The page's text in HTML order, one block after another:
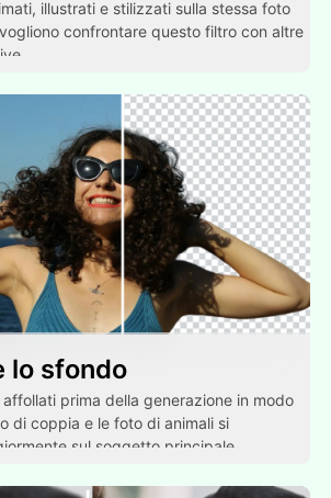
illustrati e stilizzati sulla stessa foto
confrontare questo filtro con altre
lo sfondo
prima della generazione in modo
di coppia e le foto di animali si
sul soggetto principale.